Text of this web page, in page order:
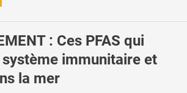
: Ces PFAS qui
immunitaire et
la mer